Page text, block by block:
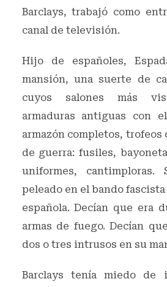
Barclays, trabajó como
canal de televisión.
Hijo de españoles,
mansión, una suerte de
cuyos salones más
armaduras antiguas con
armazón completos, trofeos
de guerra: fusiles,
uniformes, cantimploras.
peleado en el bando
española. Decían que era
armas de fuego. Decían
dos o tres intrusos en su
Barclays tenía miedo